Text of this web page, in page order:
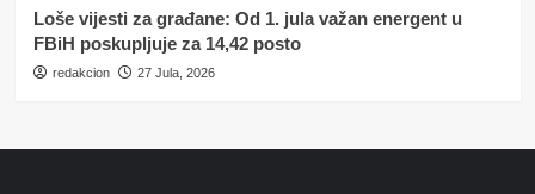
Loše vijesti za građane: Od 1. jula važan energent u
FBiH poskupljuje za 14,42 posto
redakcion 27 Jula, 2026